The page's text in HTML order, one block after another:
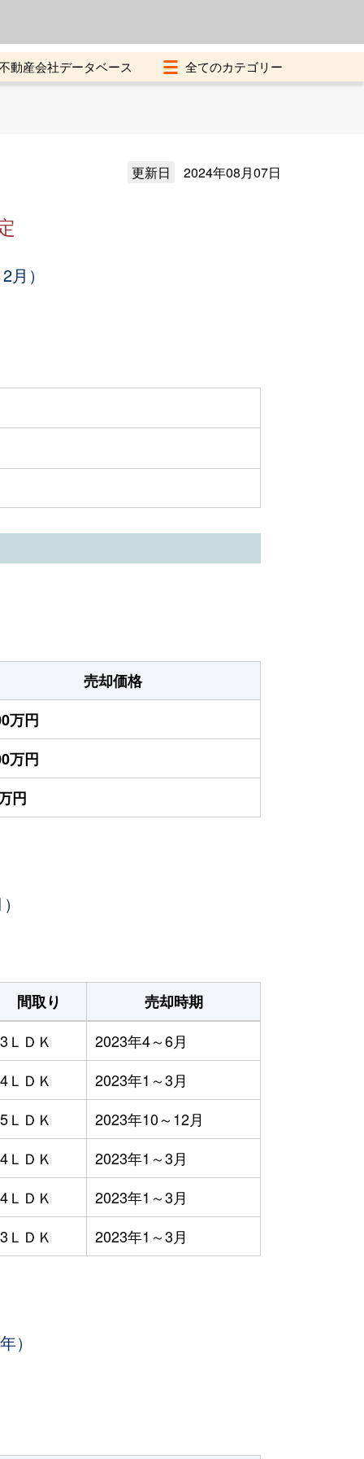
動産会社データベース
更新日 2024年08月07日
）
売却価格
万円
万円
円
間取り
売却時期
3ＬＤＫ
2023年4～6月
4ＬＤＫ
2023年1～3月
5ＬＤＫ
2023年10～12月
4ＬＤＫ
2023年1～3月
4ＬＤＫ
2023年1～3月
3ＬＤＫ
2023年1～3月
）